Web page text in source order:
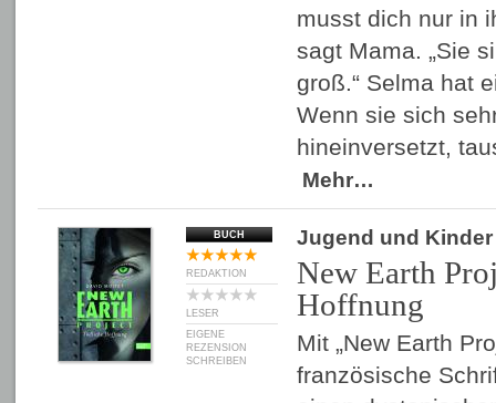
musst dich nur in
sagt Mama. „Sie
groß.“ Selma hat
Wenn sie sich
hineinversetzt,
Mehr…
BUCH
REDAKTION
LESER
EIGENE
REZENSION
SCHREIBEN
Jugend und Kinder
New Earth
Hoffnung
Mit „New Earth
französische